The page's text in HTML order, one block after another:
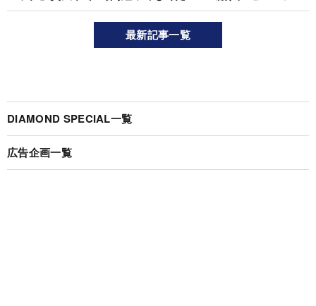
最新記事一覧
DIAMOND SPECIAL一覧
広告企画一覧